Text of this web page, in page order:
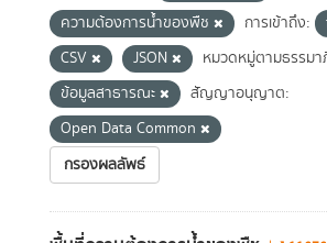
ความต้องการน้ำของพืช
การเข้าถึง:
CSV
JSON
หมวดหมู่ตามธรรม
ข้อมูลสาธารณะ
สัญญาอนุญาต:
Open Data Common
กรองผลลัพธ์